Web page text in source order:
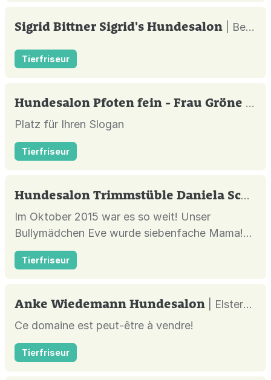
Sigrid Bittner Sigrid's Hundesalon | Berlin |
Tierfriseur
Hundesalon Pfoten fein - Frau Gröne |
Platz für Ihren Slogan
Tierfriseur
Hundesalon Trimmstüble Daniela Schlenker
Im Oktober 2015 war es so weit! Unser
Bullymädchen Eve wurde siebenfache Mama!
Wir sind froh für alle kleinen ein liebevolles
Zuhause gefunden zu haben.
Tierfriseur
Anke Wiedemann Hundesalon
| Elsterberg |
Ce domaine est peut-être à vendre!
Tierfriseur